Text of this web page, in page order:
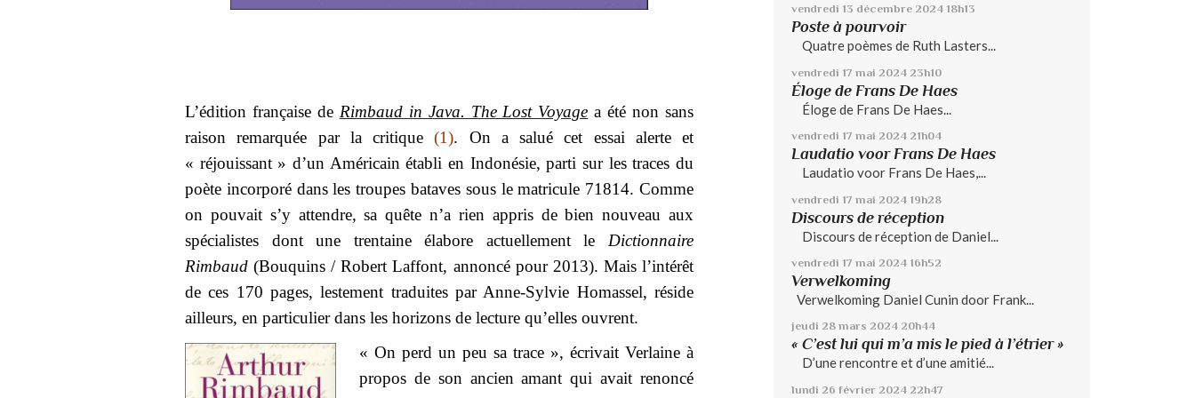
L’édition française de Rimbaud in Java. The Lost Voyage a été non sans
raison remarquée par la critique(1). On a salué cet essai alerte et
« réjouissant » d’un Américain établi en Indonésie, parti sur les traces du
poète incorporé dans les troupes bataves sous le matricule 71814. Comme
on pouvait s’y attendre, sa quête n’a rien appris de bien nouveau aux
spécialistes dont une trentaine élabore actuellement le Dictionnaire
Rimbaud (Bouquins / Robert Laffont, annoncé pour 2013). Mais l’intérêt
de ces 170 pages, lestement traduites par Anne-Sylvie Homassel, réside
ailleurs, en particulier dans les horizons de lecture qu’elles ouvrent.
« On perd un peu sa trace », écrivait Verlaine à
propos de son ancien amant qui avait renoncé
vendredi 13 décembre 2024 18h13
Poste à pourvoir
Quatre poèmes de Ruth Lasters...
vendredi 17 mai 2024 23h10
Éloge de Frans De Haes
Éloge de Frans De Haes...
vendredi 17 mai 2024 21h04
Laudatio voor Frans De Haes
Laudatio voor Frans De Haes,...
vendredi 17 mai 2024 19h28
Discours de réception
Discours de réception de Daniel...
vendredi 17 mai 2024 16h52
Verwelkoming
Verwelkoming Daniel Cunin door Frank...
jeudi 28 mars 2024 20h44
« C’est lui qui m’a mis le pied à l’étrier »
D’une rencontre et d’une amitié...
lundi 26 février 2024 22h47